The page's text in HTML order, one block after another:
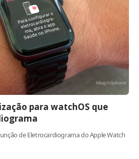
para watchOS que
de Eletrocardiograma do Apple Watch